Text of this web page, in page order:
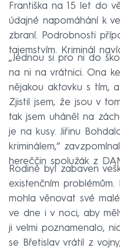
Františka na 15 let do
údajné napomáhání k
zbraní. Podrobnosti
tajemstvím. Kriminál
„Jednou si pro ni do
na ni na vrátnici. Ona
nějakou aktovku s tím,
Zjistil jsem, že jsou v
tak jsem uháněl na
je na kusy. Jiřinu
kriminálem,“
hereččin spolužák z
Rodině byl zabaven
existenčním
mohla věnovat své
ve dne i v noci, aby
ji velmi poznamenalo,
se Břetislav vrátil z